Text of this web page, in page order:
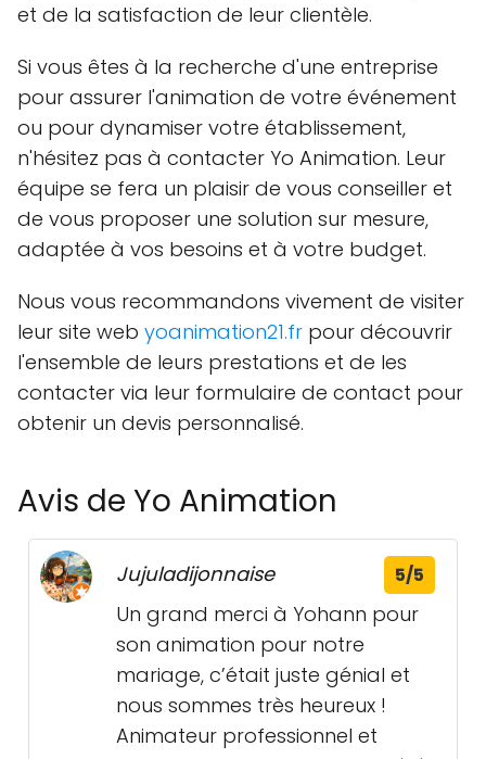
et de la satisfaction de leur clientèle.
Si vous êtes à la recherche d'une entreprise
pour assurer l'animation de votre événement
ou pour dynamiser votre établissement,
n'hésitez pas à contacter Yo Animation. Leur
équipe se fera un plaisir de vous conseiller et
de vous proposer une solution sur mesure,
adaptée à vos besoins et à votre budget.
Nous vous recommandons vivement de visiter
leur site web yoanimation21.fr pour découvrir
l'ensemble de leurs prestations et de les
contacter via leur formulaire de contact pour
obtenir un devis personnalisé.
Avis de Yo Animation
Jujuladijonnaise 5/5
Un grand merci à Yohann pour
son animation pour notre
mariage, c’était juste génial et
nous sommes très heureux !
Animateur professionnel et